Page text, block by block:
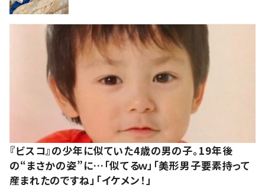
『ビスコ』の少年に似ていた4歳の男の子。19年後
の“まさかの姿”に…「似てるｗ」「美形男子要素持って
産まれたのですね」「イケメン！」